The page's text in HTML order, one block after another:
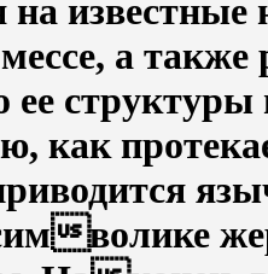
на известные
а
структуры
как
волике